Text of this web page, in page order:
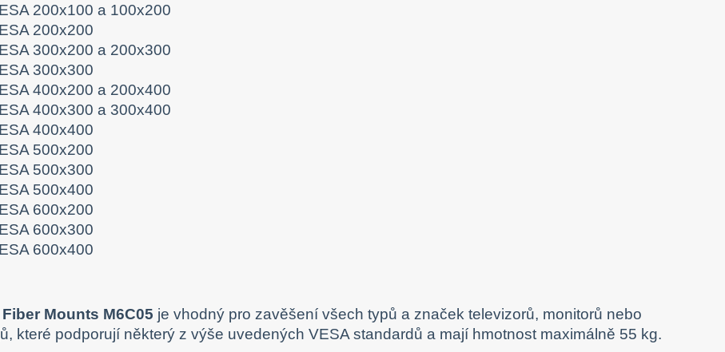
200x100 a 100x200
200x200
300x200 a 200x300
300x300
400x200 a 200x400
400x300 a 300x400
400x400
500x200
500x300
500x400
600x200
600x300
600x400
Mounts M6C05 je vhodný pro zavěšení všech typů a značek televizorů, monitorů nebo
které podporují některý z výše uvedených VESA standardů a mají hmotnost maximálně 55 kg.